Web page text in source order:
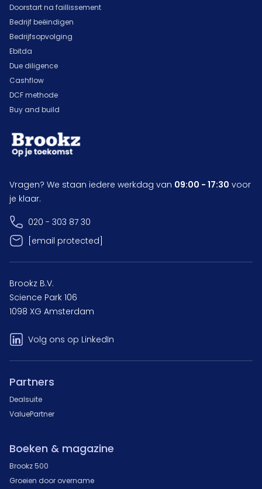
Doorstart na faillissement
Bedrijf beëindigen
Bedrijfsopvolging
Ebitda
Due diligence
Cashflow
DCF methode
Buy and build
Vragen? We staan iedere werkdag van 09:00 - 17:30 voor
je klaar.
020 - 303 87 30
[email protected]
Brookz B.V.
Science Park 106
1098 XG Amsterdam
Volg ons op LinkedIn
Partners
Dealsuite
ValuePartner
Boeken & magazine
Brookz 500
Groeien door overname